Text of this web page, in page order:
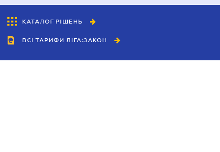
КАТАЛОГ РІШЕНЬ
ВСІ ТАРИФИ ЛІГА:ЗАКОН